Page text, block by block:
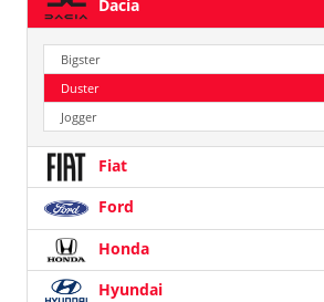
Dacia
Bigster
Duster
Jogger
Fiat
Ford
Honda
Hyundai